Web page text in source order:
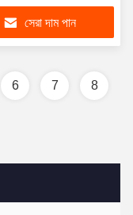
সেরা দাম পান
6 7 8